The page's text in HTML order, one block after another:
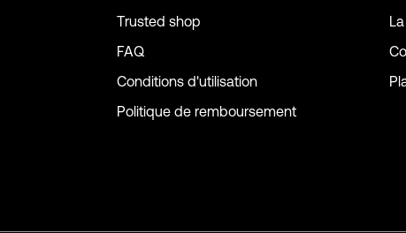
Trusted shop
FAQ
Conditions d'utilisation
Politique de remboursement